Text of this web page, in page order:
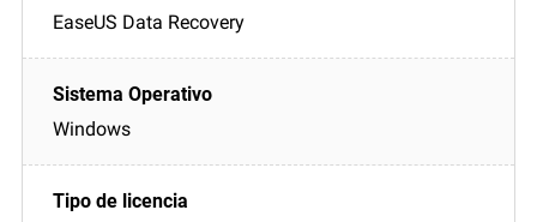
EaseUS Data Recovery
Windows